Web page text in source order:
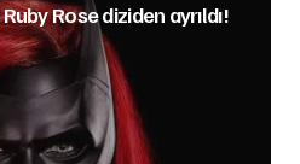
Rose diziden ayrıldı!